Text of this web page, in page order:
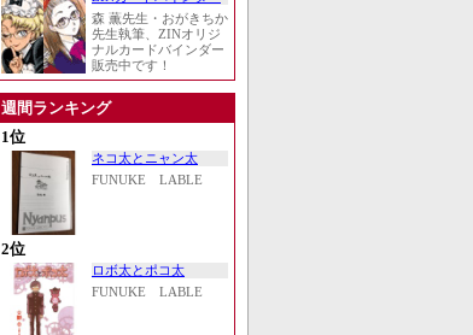
森 薫先生・おがきちか
先生執筆、ZINオリジ
ナルカードバインダー
販売中です！
週間ランキング
1位
ネコ太とニャン太
FUNUKE LABLE
2位
ロボ太とポコ太
FUNUKE LABLE